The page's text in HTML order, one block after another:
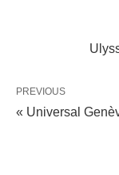
PREVIOUS
« Universal